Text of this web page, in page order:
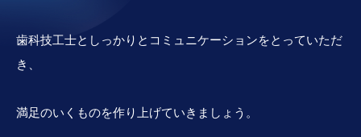
歯科技工士としっかりとコミュニケーションをとっていただ
き、
満足のいくものを作り上げていきましょう。